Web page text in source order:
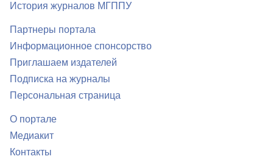
История журналов МГППУ
Партнеры портала
Информационное спонсорство
Приглашаем издателей
Подписка на журналы
Персональная страница
О портале
Медиакит
Контакты